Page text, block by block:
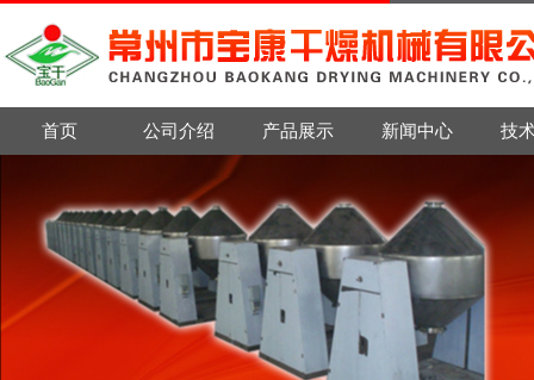
首页 公司介绍 产品展示 新闻中心 技